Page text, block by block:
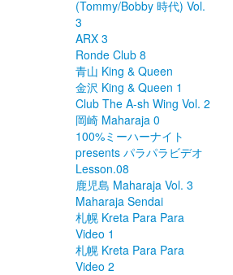
(Tommy/Bobby 時代) Vol.
3
ARX 3
Ronde Club 8
青山 King & Queen
金沢 King & Queen 1
Club The A-sh Wing Vol. 2
岡崎 Maharaja 0
100%ミーハーナイト
presents パラパラビデオ
Lesson.08
鹿児島 Maharaja Vol. 3
Maharaja Sendai
札幌 Kreta Para Para
Video 1
札幌 Kreta Para Para
Video 2